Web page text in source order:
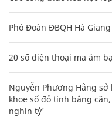
Phó Đoàn ĐBQH Hà
20 số điện thoại ma ám
Nguyễn Phương Hằng
khoe sổ đỏ tính bằng
nghìn tỷ'